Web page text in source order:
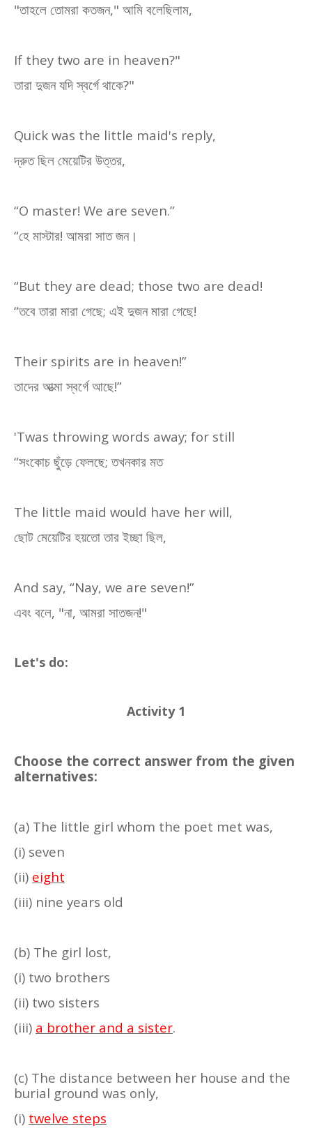
"তাহলে তোমরা কতজন," আমি বলেছিলাম,
If they two are in heaven?"
তারা দুজন যদি স্বর্গে থাকে?"
Quick was the little maid's reply,
দ্রুত ছিল মেয়েটির উত্তর,
“O master! We are seven.”
“হে মাস্টার! আমরা সাত জন।
“But they are dead; those two are dead!
“তবে তারা মারা গেছে; এই দুজন মারা গেছে!
Their spirits are in heaven!”
তাদের আত্মা স্বর্গে আছে!”
'Twas throwing words away; for still
“সংকোচ ছুঁড়ে ফেলছে;তখনকার মত
The little maid would have her will,
ছোট মেয়েটির হয়তো তার ইচ্ছা ছিল,
And say, “Nay, we are seven!”
এবং বলে, "না, আমরা সাতজন!"
Let's do:
Activity 1
Choose the correct answer from the given
alternatives:
(a) The little girl whom the poet met was,
(i) seven
(ii) eight
(iii) nine years old
(b) The girl lost,
(i) two brothers
(ii) two sisters
(iii) a brother and a sister.
(c) The distance between her house and the
burial ground was only,
(i) twelve steps